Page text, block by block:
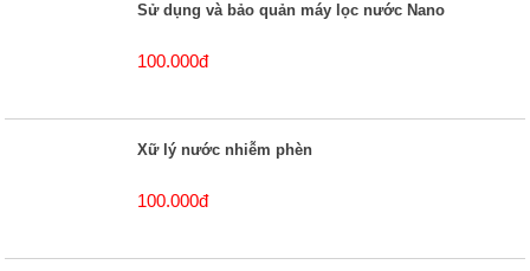
Sử dụng và bảo quản máy lọc nước Nano
100.000đ
Xữ lý nước nhiễm phèn
100.000đ